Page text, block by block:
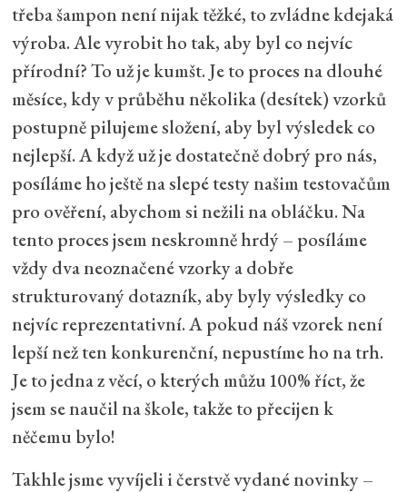
třeba šampon není nijak těžké, to zvládne kdejaká
výroba. Ale vyrobit ho tak, aby byl co nejvíc
přírodní? To už je kumšt. Je to proces na dlouhé
měsíce, kdy v průběhu několika (desítek) vzorků
postupně pilujeme složení, aby byl výsledek co
nejlepší. A když už je dostatečně dobrý pro nás,
posíláme ho ještě na slepé testy našim testovačům
pro ověření, abychom si nežili na obláčku. Na
tento proces jsem neskromně hrdý – posíláme
vždy dva neoznačené vzorky a dobře
strukturovaný dotazník, aby byly výsledky co
nejvíc reprezentativní. A pokud náš vzorek není
lepší než ten konkurenční, nepustíme ho na trh.
Je to jedna z věcí, o kterých můžu 100% říct, že
jsem se naučil na škole, takže to přecijen k
něčemu bylo!
Takhle jsme vyvíjeli i čerstvě vydané novinky –